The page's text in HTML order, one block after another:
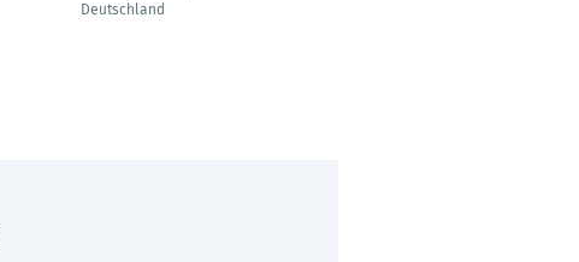
Deutschland